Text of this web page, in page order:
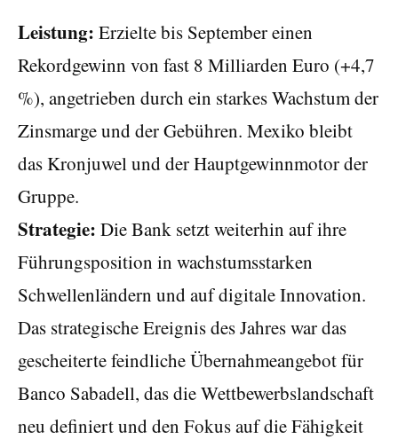
Leistung: Erzielte bis September einen
Rekordgewinn von fast 8 Milliarden Euro (+4,7
%), angetrieben durch ein starkes Wachstum der
Zinsmarge und der Gebühren. Mexiko bleibt
das Kronjuwel und der Hauptgewinnmotor der
Gruppe.
Strategie: Die Bank setzt weiterhin auf ihre
Führungsposition in wachstumsstarken
Schwellenländern und auf digitale Innovation.
Das strategische Ereignis des Jahres war das
gescheiterte feindliche Übernahmeangebot für
Banco Sabadell, das die Wettbewerbslandschaft
neu definiert und den Fokus auf die Fähigkeit